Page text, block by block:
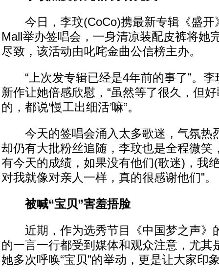
今日，李玟(CoCo)携最新专辑《盛开
Mall举办签唱会，一身清凉装配皮裤将她
尽致，该活动由叱咤金曲公信榜主办。
“上次发专辑已经是4年前的事了”。李
新作让她倍感欣慰，“虽然等了很久，但
的，都说‘慢工出细活’嘛”。
今天的签唱会涌入太多歌迷，气氛热
却仍有大批粉丝追随，李玟也是全程微笑
有今天的成绩，如果没有他们(歌迷)，我
对我就像对亲人一样，真的很感谢他们”。
被喊“宝贝”害羞捂脸
近期，作为选秀节目《中国梦之声》
的一言一行都受到媒体和观众注意，尤其
她多次呼唤“宝贝”的举动，更是让大家印